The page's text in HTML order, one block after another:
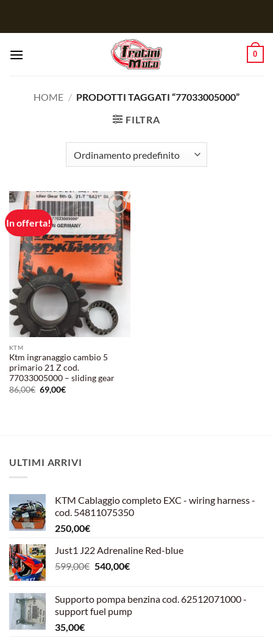
0
HOME / PRODOTTI TAGGATI “77033005000”
FILTRA
In offerta!
Aggiungi
alla lista
dei
desideri
KTM
Ktm ingranaggio cambio 5
primario 21 Z cod.
77033005000 – sliding gear
86,00€ Il
prezzo
69,00€Il
ULTIMI ARRIVI
KTM Cablaggio completo EXC - wiring harness -
cod. 54811075350
250,00€
Just1 J22 Adrenaline Red-blue
599,00€ Il
era:
599,00€.
540,00€Il
è:
540,00€.
Supporto pompa benzina cod. 62512071000 -
support fuel pump
35,00€